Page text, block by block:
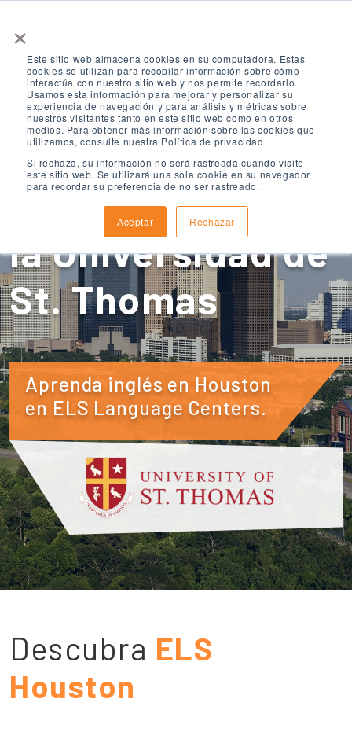
×
Este sitio web almacena cookies en su computadora. Estas
cookies se utilizan para recopilar información sobre cómo
interactúa con nuestro sitio web y nos permite recordarlo.
Usamos esta información para mejorar y personalizar su
experiencia de navegación y para análisis y métricas sobre
nuestros visitantes tanto en este sitio web como en otros
medios. Para obtener más información sobre las cookies que
utilizamos, consulte nuestra Política de privacidad
Si rechaza, su información no será rastreada cuando visite
este sitio web. Se utilizará una sola cookie en su navegador
para recordar su preferencia de no ser rastreado.
Aceptar Rechazar
ELS Houston,
Texas, afiliada a
la Universidad de
St. Thomas
Aprenda inglés en Houston
en ELS Language Centers.
Descubra ELS
Houston